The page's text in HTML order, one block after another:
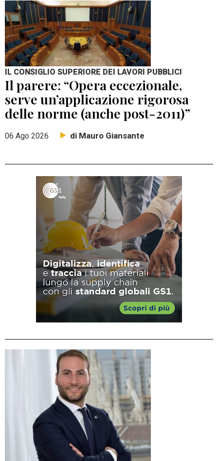
IL CONSIGLIO SUPERIORE DEI LAVORI PUBBLICI
Il parere: “Opera eccezionale,
serve un’applicazione rigorosa
delle norme (anche post-2011)”
06 Ago 2026 di Mauro Giansante